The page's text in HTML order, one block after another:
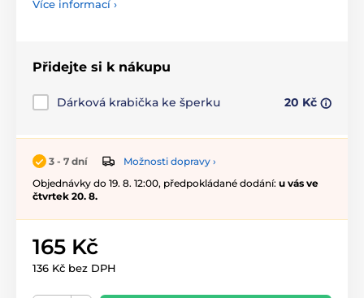
Více informací ›
Přidejte si k nákupu
Dárková krabička ke šperku 20 Kč
3 - 7 dní
Možnosti dopravy ›
Objednávky do 19. 8. 12:00, předpokládané dodání: u vás ve
čtvrtek 20. 8.
165 Kč
136 Kč bez DPH